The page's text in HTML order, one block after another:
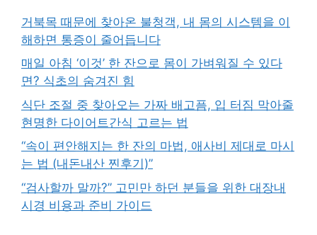
거북목 때문에 찾아온 불청객, 내 몸의 시스템을 이
해하면 통증이 줄어듭니다
매일 아침 ‘이것’ 한 잔으로 몸이 가벼워질 수 있다
면? 식초의 숨겨진 힘
식단 조절 중 찾아오는 가짜 배고픔, 입 터짐 막아줄
현명한 다이어트간식 고르는 법
“속이 편안해지는 한 잔의 마법, 애사비 제대로 마시
는 법 (내돈내산 찐후기)”
“검사할까 말까?” 고민만 하던 분들을 위한 대장내
시경 비용과 준비 가이드